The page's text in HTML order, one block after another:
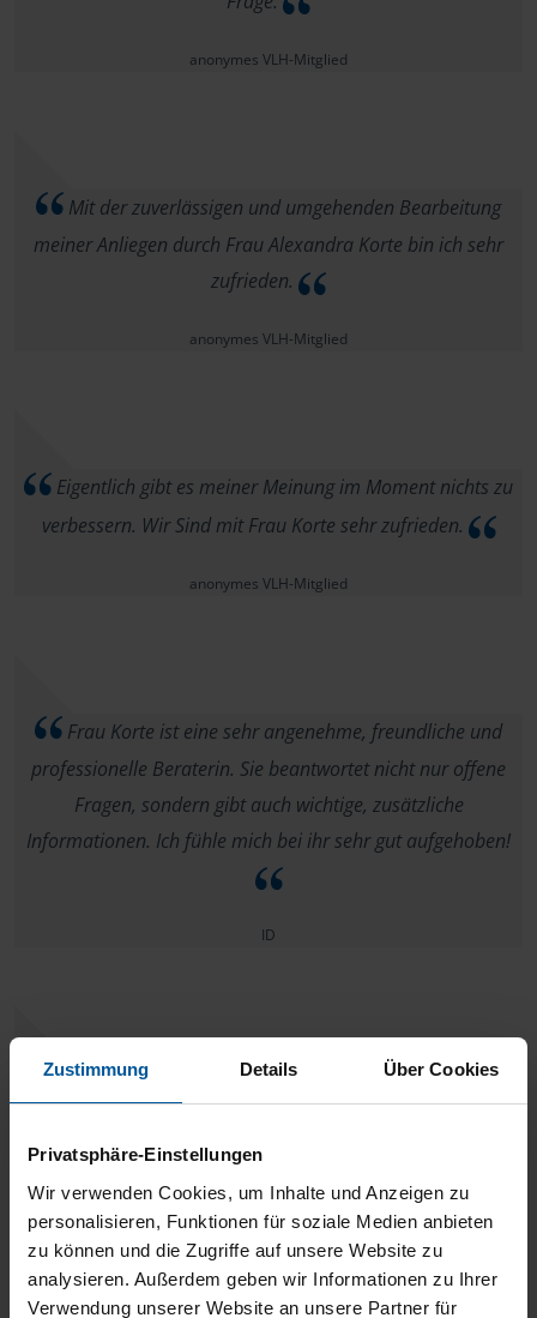
Zustimmung Details Über Cookies
Privatsphäre-Einstellungen
Wir verwenden Cookies, um Inhalte und Anzeigen zu
personalisieren, Funktionen für soziale Medien anbieten
zu können und die Zugriffe auf unsere Website zu
analysieren. Außerdem geben wir Informationen zu Ihrer
Verwendung unserer Website an unsere Partner für
anonymes VLH-Mitglied
Mit der zuverlässigen und umgehenden Bearbeitung
meiner Anliegen durch Frau Alexandra Korte bin ich sehr
zufrieden.
anonymes VLH-Mitglied
Eigentlich gibt es meiner Meinung im Moment nichts zu
verbessern. Wir Sind mit Frau Korte sehr zufrieden.
anonymes VLH-Mitglied
Frau Korte ist eine sehr angenehme, freundliche und
professionelle Beraterin. Sie beantwortet nicht nur offene
Fragen, sondern gibt auch wichtige, zusätzliche
Informationen. Ich fühle mich bei ihr sehr gut aufgehoben!
ID
alles bestens!
Meine Beraterin ist außerordentlich fachlich kompetent,